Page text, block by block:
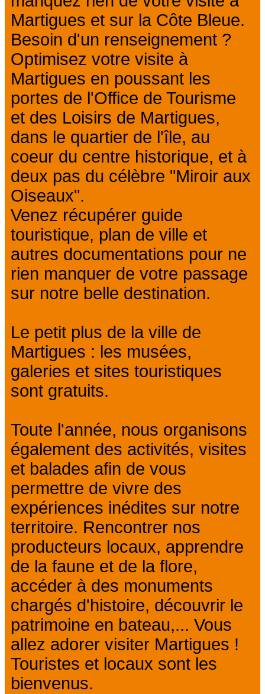
Martigues et sur la Côte Bleue.
Besoin d'un renseignement ?
Optimisez votre visite à
Martigues en poussant les
portes de l'Office de Tourisme
et des Loisirs de Martigues,
dans le quartier de l'île, au
coeur du centre historique, et à
deux pas du célèbre "Miroir aux
Oiseaux".
Venez récupérer guide
touristique, plan de ville et
autres documentations pour ne
rien manquer de votre passage
sur notre belle destination.
Le petit plus de la ville de
Martigues : les musées,
galeries et sites touristiques
sont gratuits.
Toute l'année, nous organisons
également des activités, visites
et balades afin de vous
permettre de vivre des
expériences inédites sur notre
territoire. Rencontrer nos
producteurs locaux, apprendre
de la faune et de la flore,
accéder à des monuments
chargés d'histoire, découvrir le
patrimoine en bateau,... Vous
allez adorer visiter Martigues !
Touristes et locaux sont les
bienvenus.